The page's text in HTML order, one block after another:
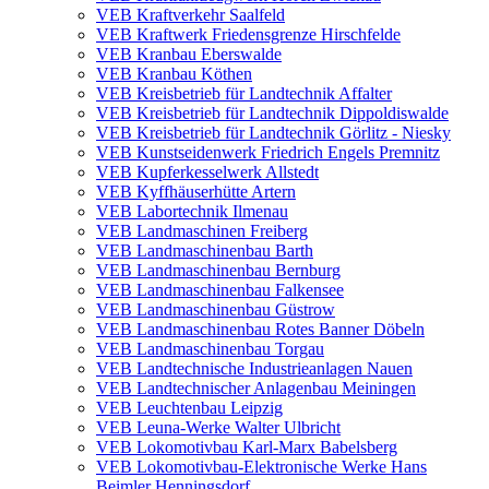
VEB Kraftverkehr Saalfeld
VEB Kraftwerk Friedensgrenze Hirschfelde
VEB Kranbau Eberswalde
VEB Kranbau Köthen
VEB Kreisbetrieb für Landtechnik Affalter
VEB Kreisbetrieb für Landtechnik Dippoldiswalde
VEB Kreisbetrieb für Landtechnik Görlitz - Niesky
VEB Kunstseidenwerk Friedrich Engels Premnitz
VEB Kupferkesselwerk Allstedt
VEB Kyffhäuserhütte Artern
VEB Labortechnik Ilmenau
VEB Landmaschinen Freiberg
VEB Landmaschinenbau Barth
VEB Landmaschinenbau Bernburg
VEB Landmaschinenbau Falkensee
VEB Landmaschinenbau Güstrow
VEB Landmaschinenbau Rotes Banner Döbeln
VEB Landmaschinenbau Torgau
VEB Landtechnische Industrieanlagen Nauen
VEB Landtechnischer Anlagenbau Meiningen
VEB Leuchtenbau Leipzig
VEB Leuna-Werke Walter Ulbricht
VEB Lokomotivbau Karl-Marx Babelsberg
VEB Lokomotivbau-Elektronische Werke Hans